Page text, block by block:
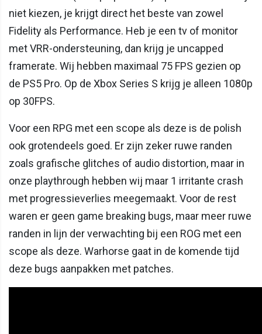
niet kiezen, je krijgt direct het beste van zowel
Fidelity als Performance. Heb je een tv of monitor
met VRR-ondersteuning, dan krijg je uncapped
framerate. Wij hebben maximaal 75 FPS gezien op
de PS5 Pro. Op de Xbox Series S krijg je alleen 1080p
op 30FPS.
Voor een RPG met een scope als deze is de polish
ook grotendeels goed. Er zijn zeker ruwe randen
zoals grafische glitches of audio distortion, maar in
onze playthrough hebben wij maar 1 irritante crash
met progressieverlies meegemaakt. Voor de rest
waren er geen game breaking bugs, maar meer ruwe
randen in lijn der verwachting bij een ROG met een
scope als deze. Warhorse gaat in de komende tijd
deze bugs aanpakken met patches.